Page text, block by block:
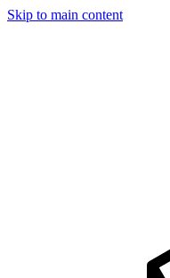
Skip to main content